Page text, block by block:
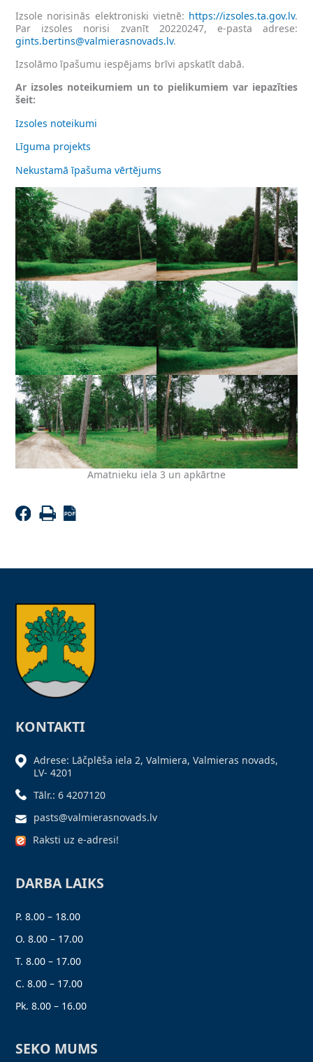
Izsole norisinās elektroniski vietnē: https://izsoles.ta.gov.lv.
Par izsoles norisi zvanīt 20220247, e-pasta adrese:
gints.bertins@valmierasnovads.lv.
Izsolāmo īpašumu iespējams brīvi apskatīt dabā.
Ar izsoles noteikumiem un to pielikumiem var iepazīties
šeit:
Izsoles noteikumi
Līguma projekts
Nekustamā īpašuma vērtējums
Amatnieku iela 3 un apkārtne
KONTAKTI
Adrese: Lāčplēša iela 2, Valmiera, Valmieras novads,
LV- 4201
Tālr.: 6 4207120
pasts@valmierasnovads.lv
Raksti uz e-adresi!
DARBA LAIKS
P. 8.00 – 18.00
O. 8.00 – 17.00
T. 8.00 – 17.00
C. 8.00 – 17.00
Pk. 8.00 – 16.00
SEKO MUMS